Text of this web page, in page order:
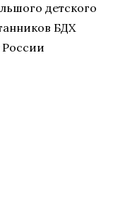
детского
БДХ